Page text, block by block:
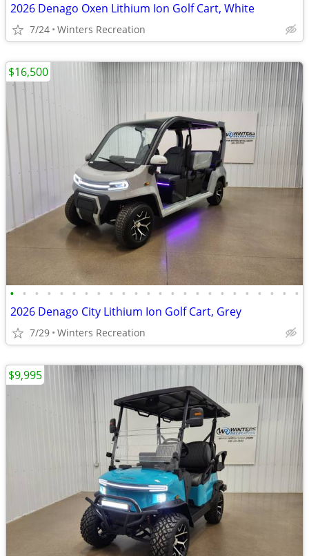
2026 Denago Oxen Lithium Ion Golf Cart, White
7/24 Winters Recreation
• • • • • • • • • • • • • • • • • • • • • • • •
2026 Denago City Lithium Ion Golf Cart, Grey
7/29 Winters Recreation
$16,500
$9,995